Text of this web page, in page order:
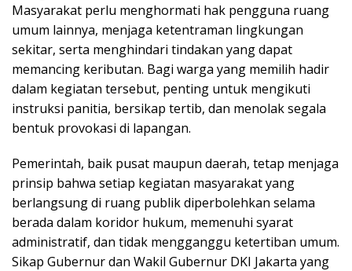
Masyarakat perlu menghormati hak pengguna ruang
umum lainnya, menjaga ketentraman lingkungan
sekitar, serta menghindari tindakan yang dapat
memancing keributan. Bagi warga yang memilih hadir
dalam kegiatan tersebut, penting untuk mengikuti
instruksi panitia, bersikap tertib, dan menolak segala
bentuk provokasi di lapangan.
Pemerintah, baik pusat maupun daerah, tetap menjaga
prinsip bahwa setiap kegiatan masyarakat yang
berlangsung di ruang publik diperbolehkan selama
berada dalam koridor hukum, memenuhi syarat
administratif, dan tidak mengganggu ketertiban umum.
Sikap Gubernur dan Wakil Gubernur DKI Jakarta yang